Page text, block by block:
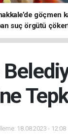
göçmen
suç örgütü
18.08.2023 - 12:08